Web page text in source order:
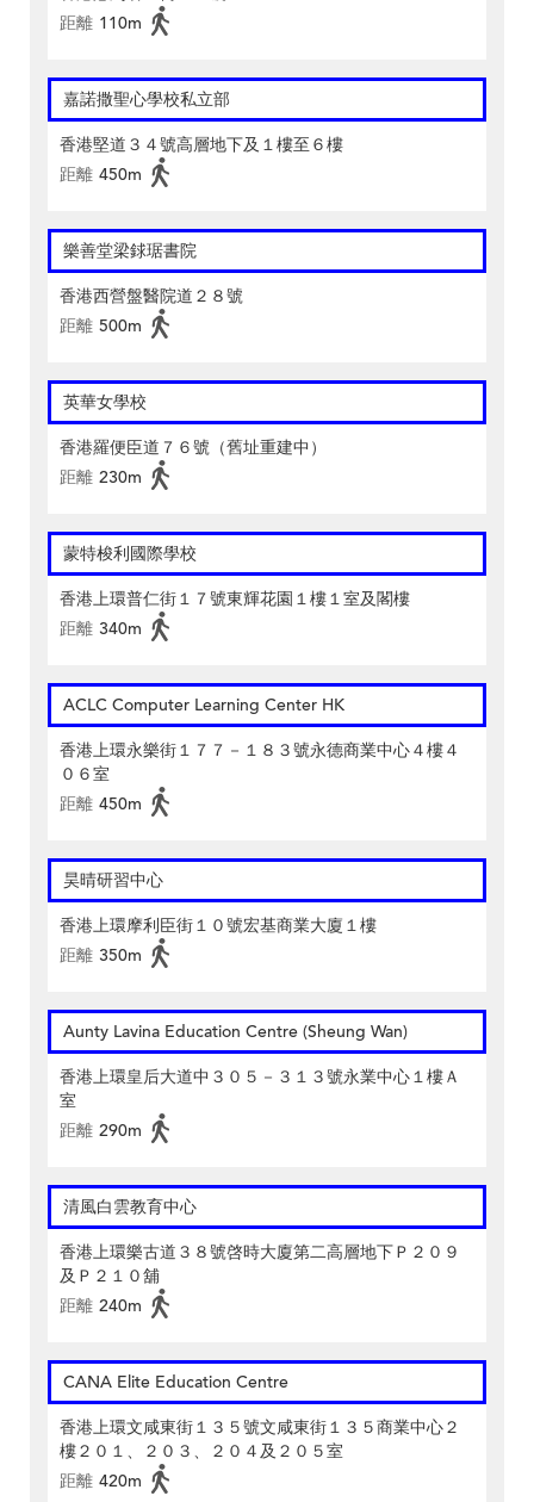
距離 110m
嘉諾撒聖心學校私立部
香港堅道３４號高層地下及１樓至６樓
距離 450m
樂善堂梁銶琚書院
香港西營盤醫院道２８號
距離 500m
英華女學校
香港羅便臣道７６號（舊址重建中）
距離 230m
蒙特梭利國際學校
香港上環普仁街１７號東輝花園１樓１室及閣樓
距離 340m
ACLC Computer Learning Center HK
香港上環永樂街１７７－１８３號永德商業中心４樓４
０６室
距離 450m
昊晴研習中心
香港上環摩利臣街１０號宏基商業大廈１樓
距離 350m
Aunty Lavina Education Centre (Sheung Wan)
香港上環皇后大道中３０５－３１３號永業中心１樓Ａ
室
距離 290m
清風白雲教育中心
香港上環樂古道３８號啓時大廈第二高層地下Ｐ２０９
及Ｐ２１０舖
距離 240m
CANA Elite Education Centre
香港上環文咸東街１３５號文咸東街１３５商業中心２
樓２０１、２０３、２０４及２０５室
距離 420m